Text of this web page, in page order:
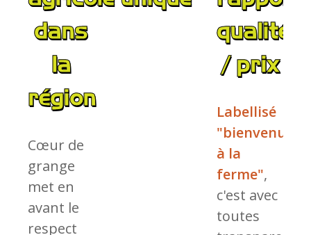
dans
la
région
Cœur de
grange
met en
avant le
respect
qualité
/ prix
Labellisé
"bienvenue
à la
ferme",
c'est avec
toutes